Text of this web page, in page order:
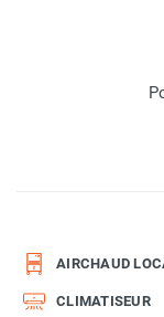
AIRCHAUD
CLIMATISEUR